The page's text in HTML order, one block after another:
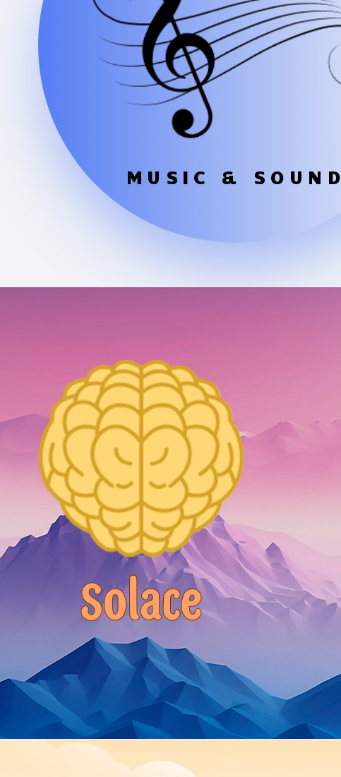
MUSIC & SOUND